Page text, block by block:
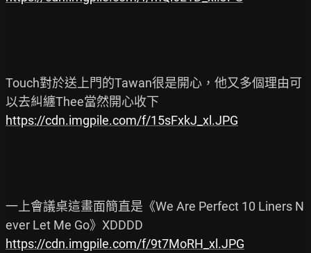
Touch對於送上門的Tawan很是開心，他又多個理由可
https://cdn.imgpile.com/f/15sFxkJ_xl.JPG
一上會議桌這畫面簡直是《We Are Perfect 10 Liners N
https://cdn.imgpile.com/f/9t7MoRH_xl.JPG